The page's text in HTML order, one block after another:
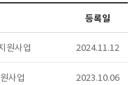
등록일
원사업 2024.11.12
사업 2023.10.06